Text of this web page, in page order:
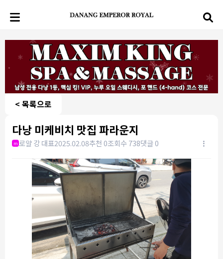
< 목록으로
다낭 미케비치 맛집 파라운지
m 로얄 강 대표2025.02.08추천 0조회수 738댓글 0